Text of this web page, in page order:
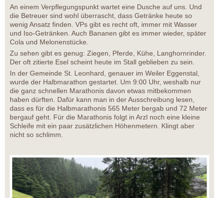
An einem Verpflegungspunkt wartet eine Dusche auf uns. Und
die Betreuer sind wohl überrascht, dass Getränke heute so
wenig Ansatz finden. VPs gibt es recht oft, immer mit Wasser
und Iso-Getränken. Auch Bananen gibt es immer wieder, später
Cola und Melonenstücke.
Zu sehen gibt es genug: Ziegen, Pferde, Kühe, Langhornrinder.
Der oft zitierte Esel scheint heute im Stall geblieben zu sein.
In der Gemeinde St. Leonhard, genauer im Weiler Eggenstal,
wurde der Halbmarathon gestartet. Um 9:00 Uhr, weshalb nur
die ganz schnellen Marathonis davon etwas mitbekommen
haben dürften. Dafür kann man in der Ausschreibung lesen,
dass es für die Halbmarathonis 565 Meter bergab und 72 Meter
bergauf geht. Für die Marathonis folgt in Arzl noch eine kleine
Schleife mit ein paar zusätzlichen Höhenmetern. Klingt aber
nicht so schlimm.